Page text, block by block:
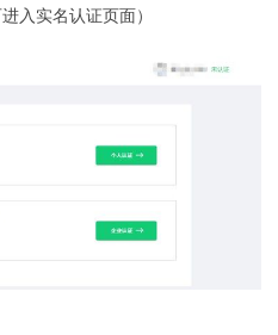
入实名认证页面）